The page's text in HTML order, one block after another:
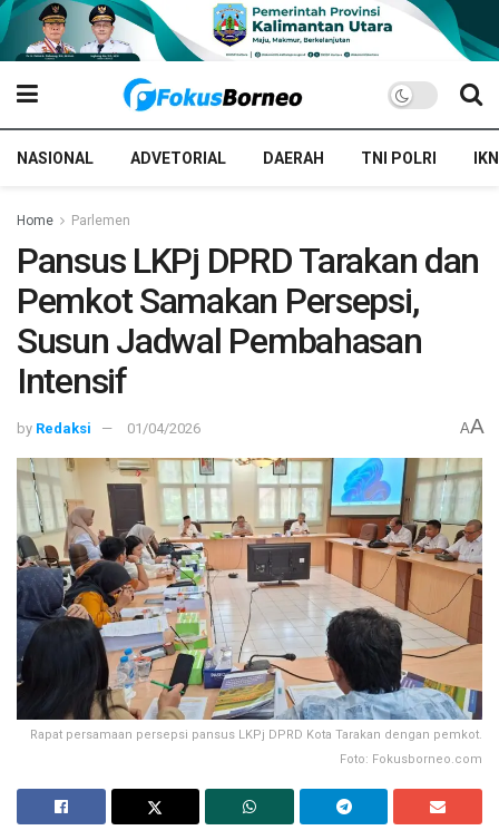
NASIONAL ADVETORIAL DAERAH TNI POLRI IKN
Home Parlemen
Pansus LKPj DPRD Tarakan dan
Pemkot Samakan Persepsi,
Susun Jadwal Pembahasan
Intensif
by Redaksi 01/04/2026 AA
Rapat persamaan persepsi pansus LKPj DPRD Kota Tarakan dengan pemkot.
Foto: Fokusborneo.com